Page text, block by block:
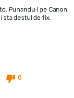
Punandu-l pe Canon
sta destul de fix.
0